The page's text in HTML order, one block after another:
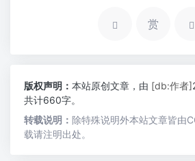
赏
版权声明： 本站原创文章，由 [db:作者]
共计660字。
转载说明： 除特殊说明外本站文章皆由
载请注明出处。